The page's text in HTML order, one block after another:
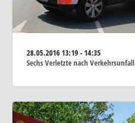
28.05.201613:19 - 14:35
Sechs Verletzte nach Verkehrsunfall